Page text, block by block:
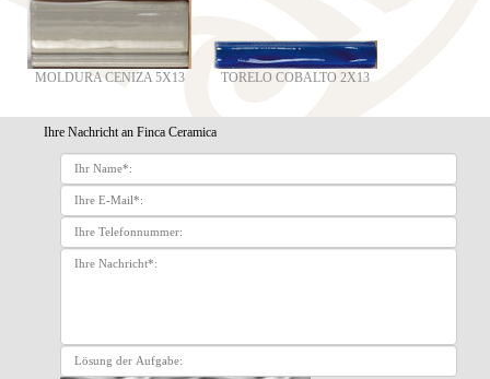
MOLDURA CENIZA 5X13 TORELO COBALTO 2X13
Ihre Nachricht an Finca Ceramica